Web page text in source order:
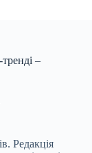
–
Редакція